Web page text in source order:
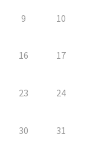
9 10
16 17
23 24
30 31